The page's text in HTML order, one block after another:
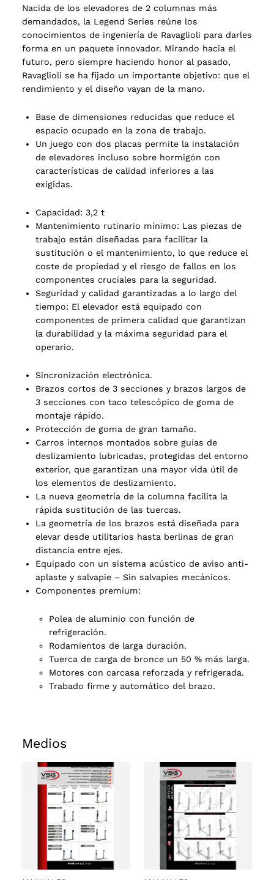
2 products
Nacida de los elevadores de 2 columnas más
demandados, la Legend Series reúne los
conocimientos de ingeniería de Ravaglioli para darles
forma en un paquete innovador. Mirando hacia el
futuro, pero siempre haciendo honor al pasado,
Ravaglioli se ha fijado un importante objetivo: que el
rendimiento y el diseño vayan de la mano.
Base de dimensiones reducidas que reduce el
espacio ocupado en la zona de trabajo.
Un juego con dos placas permite la instalación
de elevadores incluso sobre hormigón con
características de calidad inferiores a las
exigidas.
Capacidad: 3,2 t
Mantenimiento rutinario mínimo: Las piezas de
trabajo están diseñadas para facilitar la
sustitución o el mantenimiento, lo que reduce el
coste de propiedad y el riesgo de fallos en los
componentes cruciales para la seguridad.
Seguridad y calidad garantizadas a lo largo del
tiempo: El elevador está equipado con
componentes de primera calidad que garantizan
la durabilidad y la máxima seguridad para el
operario.
Sincronización electrónica.
Brazos cortos de 3 secciones y brazos largos de
3 secciones con taco telescópico de goma de
montaje rápido.
Protección de goma de gran tamaño.
Carros internos montados sobre guías de
deslizamiento lubricadas, protegidas del entorno
exterior, que garantizan una mayor vida útil de
los elementos de deslizamiento.
La nueva geometría de la columna facilita la
rápida sustitución de las tuercas.
La geometría de los brazos está diseñada para
elevar desde utilitarios hasta berlinas de gran
distancia entre ejes.
Equipado con un sistema acústico de aviso anti-
aplaste y salvapie – Sin salvapies mecánicos.
Componentes premium:
Polea de aluminio con función de
refrigeración.
Rodamientos de larga duración.
Tuerca de carga de bronce un 50 % más larga.
Motores con carcasa reforzada y refrigerada.
Trabado firme y automático del brazo.
Medios